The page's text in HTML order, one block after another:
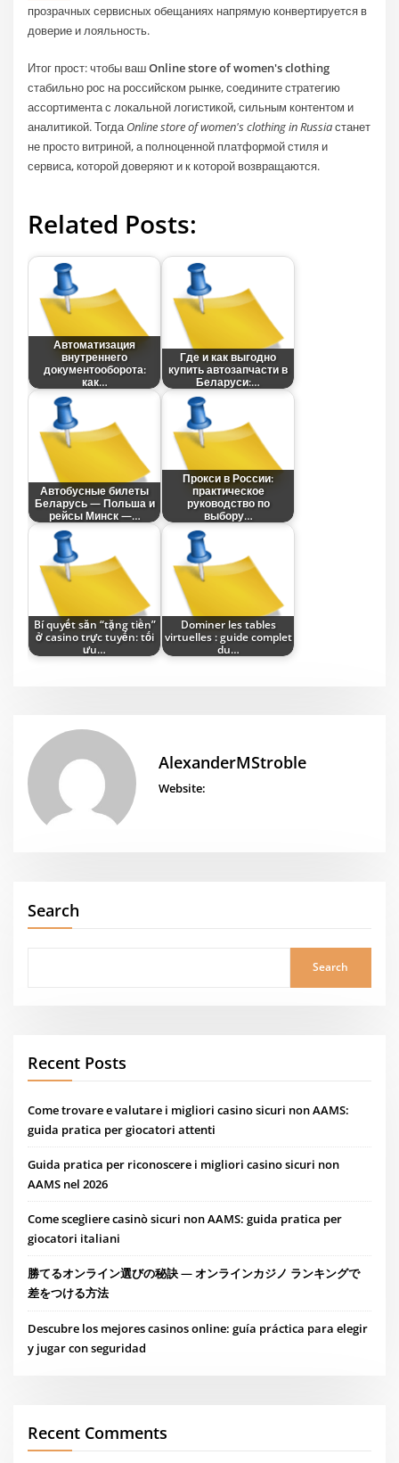
прозрачных сервисных обещаниях напрямую конвертируется в
доверие и лояльность.
Итог прост: чтобы вашOnline store of women's clothing
стабильно рос на российском рынке, соедините стратегию
ассортимента с локальной логистикой, сильным контентом и
аналитикой. ТогдаOnline store of women's clothing in Russiaстанет
не просто витриной, а полноценной платформой стиля и
сервиса, которой доверяют и к которой возвращаются.
Related Posts:
Автоматизация
внутреннего
документооборота:
как…
Где и как выгодно
купить автозапчасти в
Беларуси:…
Автобусные билеты
Беларусь — Польша и
рейсы Минск —…
Прокси в России:
практическое
руководство по
выбору…
Bí quyết săn “tặng tiền”
ở casino trực tuyến: tối
ưu…
Dominer les tables
virtuelles : guide complet
du…
AlexanderMStroble
Website:
Search
Search
Recent Posts
Come trovare e valutare i migliori casino sicuri non AAMS:
guida pratica per giocatori attenti
Guida pratica per riconoscere i migliori casino sicuri non
AAMS nel 2026
Come scegliere casinò sicuri non AAMS: guida pratica per
giocatori italiani
勝てるオンライン選びの秘訣 — オンラインカジノ ランキングで
差をつける方法
Descubre los mejores casinos online: guía práctica para elegir
y jugar con seguridad
Recent Comments